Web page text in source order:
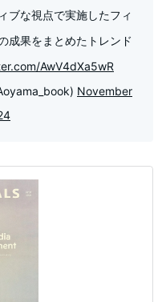
ブな視点で実施したフィ
成果をまとめたトレンド
AwV4dXa5wR
November